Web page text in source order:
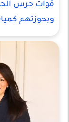
قوات حرس
وبحوزتهم